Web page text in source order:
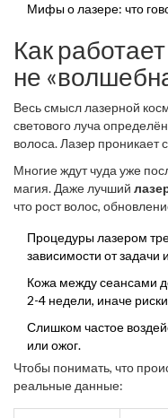
Мифы о лазере: что
Как
не
Весь смысл лазерной
светового луча
волоса. Лазер проникает
нагрев разрушает
не трогаются. Вот
там, где нужен эффект.
Многие ждут чуда уже
магия. Даже лучший
что рост волос,
три фазы, и лазер
активного роста. Так что
«прячется» и обычной
Процедуры лазером
зависимости от задачи
Кожа между сеансами
2-4 недели, иначе риски
Слишком частое
или ожог.
Чтобы понимать, что
реальные данные: